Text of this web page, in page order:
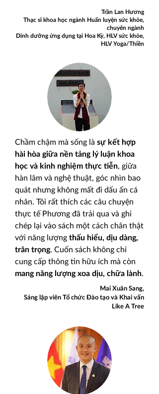
Trần Lan Hương
Thạc sĩ khoa học ngành Huấn luyện sức khỏe,
chuyên ngành
Dinh dưỡng ứng dụng tại Hoa Kỳ, HLV sức khỏe,
HLV Yoga/Thiền
Chầm chậm mà sống là sự kết hợp
hài hòa giữa nền tảng lý luận khoa
học và kinh nghiệm thực tiễn, giữa
hàn lâm và nghệ thuật, góc nhìn bao
quát nhưng không mất đi dấu ấn cá
nhân. Tôi rất thích các câu chuyện
thực tế Phương đã trải qua và ghi
chép lại vào sách một cách chân thật
với năng lượng thấu hiểu, dịu dàng,
trân trọng. Cuốn sách không chỉ
cung cấp thông tin hữu ích mà còn
mang năng lượng xoa dịu, chữa lành.
Mai Xuân Sang,
Sáng lập viên Tổ chức Đào tạo và Khai vấn
Like A Tree